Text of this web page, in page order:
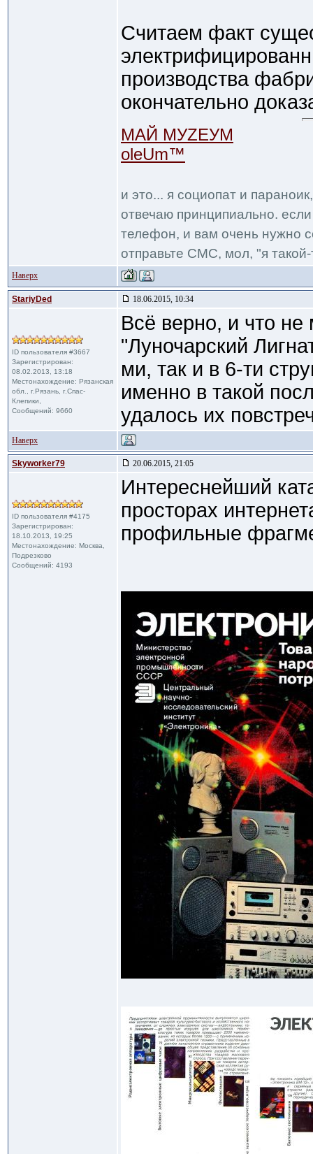
Считаем факт
производства
окончательно
МАЙ МУZЕУМ
oleUm™
и это... я социопат и
отвечаю принципиально.
телефон, и вам очень нужно
отправьте СМС, мол, "я такой-
Наверх
StariyDed 18.06.2015, 10:34
ID пользователя #3667
Зарегистрирован:
08.02.2013, 13:18
Местонахождение: Рязанская
обл., г.Рязань, г.Спас-
Клепики,
Сообщений: 9660
Всё верно, и что
"Луночарский
ми, так и в 6-ти
именно в такой
удалось их
Наверх
Skyworker79 20.06.2015, 21:05
ID пользователя #4175
Зарегистрирован:
18.10.2013, 19:25
Местонахождение: Москва,
Подрезково
Сообщений: 4193
Интереснейший
просторах
профильные